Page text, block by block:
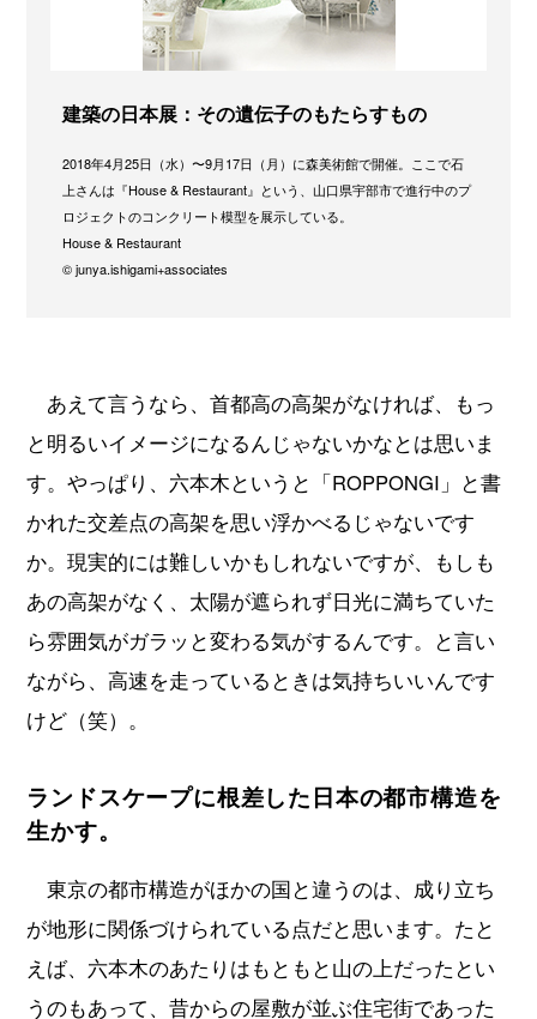
建築の日本展：その遺伝子のもたらすもの
2018年4月25日（水）〜9月17日（月）に森美術館で開催。ここで石
上さんは『House & Restaurant』という、山口県宇部市で進行中のプ
ロジェクトのコンクリート模型を展示している。
House & Restaurant
© junya.ishigami+associates
あえて言うなら、首都高の高架がなければ、もっ
と明るいイメージになるんじゃないかなとは思いま
す。やっぱり、六本木というと「ROPPONGI」と書
かれた交差点の高架を思い浮かべるじゃないです
か。現実的には難しいかもしれないですが、もしも
あの高架がなく、太陽が遮られず日光に満ちていた
ら雰囲気がガラッと変わる気がするんです。と言い
ながら、高速を走っているときは気持ちいいんです
けど（笑）。
ランドスケープに根差した日本の都市構造を
生かす。
東京の都市構造がほかの国と違うのは、成り立ち
が地形に関係づけられている点だと思います。たと
えば、六本木のあたりはもともと山の上だったとい
うのもあって、昔からの屋敷が並ぶ住宅街であった